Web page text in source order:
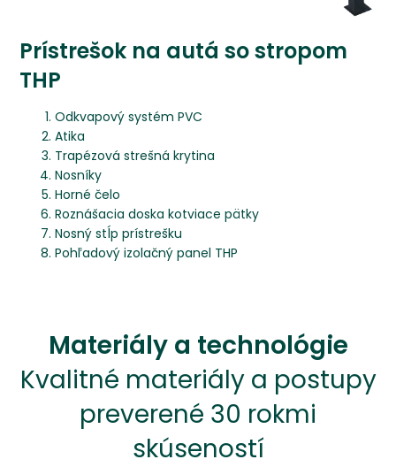
Prístrešok na autá so stropom
THP
Odkvapový systém PVC
Atika
Trapézová strešná krytina
Nosníky
Horné čelo
Roznášacia doska kotviace pätky
Nosný stĺp prístrešku
Pohľadový izolačný panel THP
Materiály a technológie
Kvalitné materiály a postupy
preverené 30 rokmi
skúseností